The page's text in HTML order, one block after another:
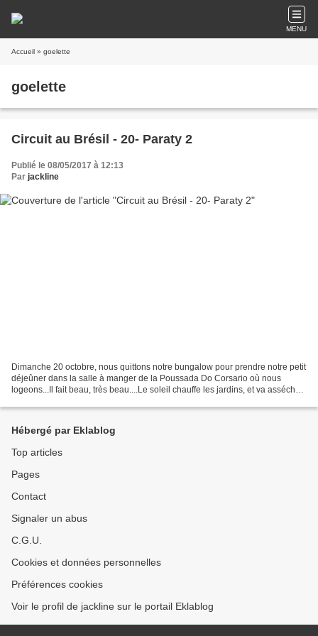
MENU
Accueil » goelette
goelette
Circuit au Brésil - 20- Paraty 2
Publié le 08/05/2017 à 12:13
Par jackline
Dimanche 20 octobre, nous quittons notre bungalow pour prendre notre petit
déjeûner dans la salle à manger de la Poussada Do Corsario où nous
logeons...Il fait beau, très beau....Le soleil chauffe les jardins, et va assécher
Hébergé par Eklablog
Top articles
Pages
Contact
Signaler un abus
C.G.U.
Cookies et données personnelles
Préférences cookies
Voir le profil de jackline sur le portail Eklablog